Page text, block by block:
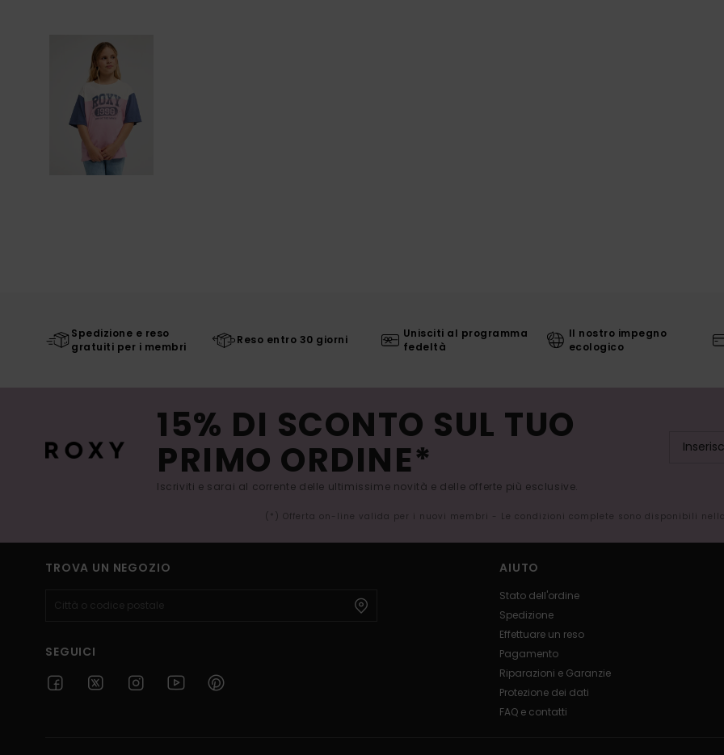
Spedizione e reso
gratuiti per i membri
Reso entro 30 giorni
Unisciti al programma
fedeltà
Il nostro impegno
ecologico
15% DI SCONTO SUL TUO
PRIMO ORDINE*
Iscriviti e sarai al corrente delle ultimissime novità e delle offerte più esclusive.
(*) Offerta on-line valida per i nuovi membri - Le condizioni complete sono disponibili
TROVA UN NEGOZIO
SEGUICI
AIUTO
Stato dell'ordine
Spedizione
Effettuare un reso
Pagamento
Riparazioni e Garanzie
Protezione dei dati
FAQ e contatti